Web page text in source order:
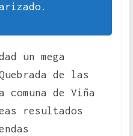
un mega
de las
comuna de Viña
resultados